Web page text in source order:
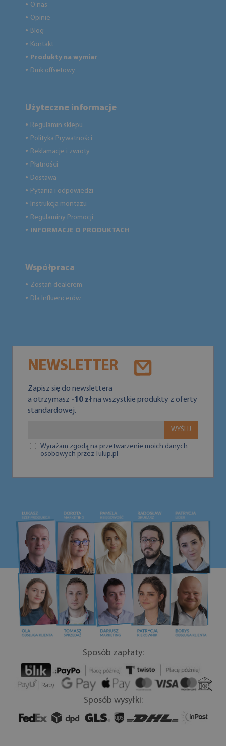
● O nas
● Opinie
● Blog
● Kontakt
● Produkty na wymiar
● Druk offsetowy
Użyteczne informacje
● Regulamin sklepu
● Polityka Prywatności
● Reklamacje i zwroty
● Płatności
● Dostawa
● Pytania i odpowiedzi
● Instrukcja montażu
● Regulaminy Promocji
● INFORMACJE O PRODUKTACH
Współpraca
● Zostań dealerem
● Dla Influencerów
NEWSLETTER
Zapisz się do newslettera
a otrzymasz -10 złna wszystkie produkty z oferty
standardowej.
WYŚLIJ
Wyrażam zgodą na przetwarzenie moich danych
osobowych przez Tulup.pl
Sposób zapłaty:
Sposób wysyłki: